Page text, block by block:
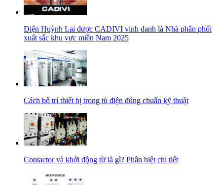
Điện Huỳnh Lai được CADIVI vinh danh là Nhà phân phối
xuất sắc khu vực miền Nam 2025
Cách bố trí thiết bị trong tủ điện đúng chuẩn kỹ thuật
Contactor và khởi động từ là gì? Phân biệt chi tiết